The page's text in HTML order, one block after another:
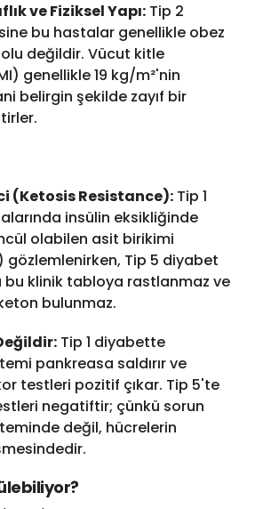
ve Fiziksel Yapı: Tip 2
bu hastalar genellikle obez
değildir. Vücut kitle
genellikle 19 kg/m²'nin
belirgin şekilde zayıf bir
(Ketosis Resistance): Tip 1
insülin eksikliğinde
olabilen asit birikimi
gözlemlenirken, Tip 5 diyabet
bu klinik tabloya rastlanmaz ve
bulunmaz.
Tip 1 diyabette
pankreasa saldırır ve
testleri pozitif çıkar. Tip 5'te
negatiftir; çünkü sorun
değil, hücrelerin